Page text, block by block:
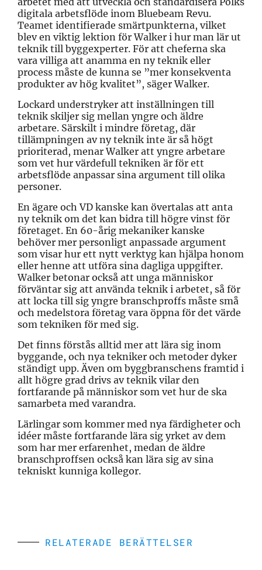
digitala arbetsflöde inom Bluebeam Revu.
Teamet identifierade smärtpunkterna, vilket
blev en viktig lektion för Walker i hur man lär ut
teknik till byggexperter. För att cheferna ska
vara villiga att anamma en ny teknik eller
process måste de kunna se ”mer konsekventa
produkter av hög kvalitet”, säger Walker.
Lockard understryker att inställningen till
teknik skiljer sig mellan yngre och äldre
arbetare. Särskilt i mindre företag, där
tillämpningen av ny teknik inte är så högt
prioriterad, menar Walker att yngre arbetare
som vet hur värdefull tekniken är för ett
arbetsflöde anpassar sina argument till olika
personer.
En ägare och VD kanske kan övertalas att anta
ny teknik om det kan bidra till högre vinst för
företaget. En 60-årig mekaniker kanske
behöver mer personligt anpassade argument
som visar hur ett nytt verktyg kan hjälpa honom
eller henne att utföra sina dagliga uppgifter.
Walker betonar också att unga människor
förväntar sig att använda teknik i arbetet, så för
att locka till sig yngre branschproffs måste små
och medelstora företag vara öppna för det värde
som tekniken för med sig.
Det finns förstås alltid mer att lära sig inom
byggande, och nya tekniker och metoder dyker
ständigt upp. Även om byggbranschens framtid i
allt högre grad drivs av teknik vilar den
fortfarande på människor som vet hur de ska
samarbeta med varandra.
Lärlingar som kommer med nya färdigheter och
idéer måste fortfarande lära sig yrket av dem
som har mer erfarenhet, medan de äldre
branschproffsen också kan lära sig av sina
tekniskt kunniga kollegor.
RELATERADE BERÄTTELSER